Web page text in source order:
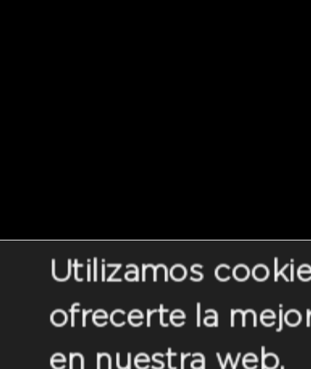
Utilizamos
ofrecerte la
en nuestra web.